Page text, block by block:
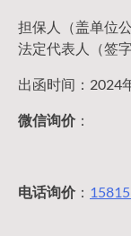
担保人（盖单位
法定代表人（签
出函时间：2024
微信询价：
电话询价：